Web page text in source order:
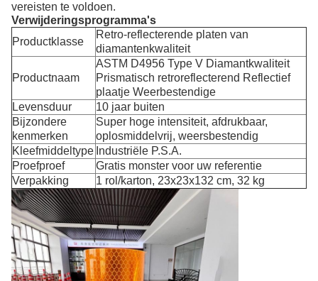
vereisten te voldoen.
Verwijderingsprogramma's
Productklasse
Retro-reflecterende platen van
diamantenkwaliteit
Productnaam
ASTM D4956 Type V Diamantkwaliteit
Prismatisch retroreflecterend Reflectief
plaatje Weerbestendige
Levensduur
10 jaar buiten
Bijzondere
kenmerken
Super hoge intensiteit, afdrukbaar,
oplosmiddelvrij, weersbestendig
Kleefmiddeltype Industriële P.S.A.
Proefproef
Gratis monster voor uw referentie
Verpakking
1 rol/karton, 23x23x132 cm, 32 kg